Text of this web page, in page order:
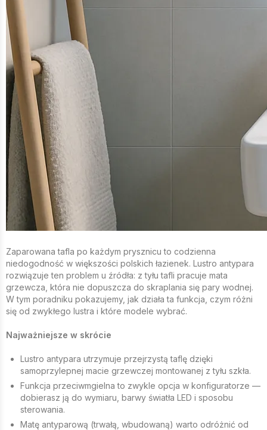
Zaparowana tafla po każdym prysznicu to codzienna
niedogodność w większości polskich łazienek. Lustro antypara
rozwiązuje ten problem u źródła: z tyłu tafli pracuje mata
grzewcza, która nie dopuszcza do skraplania się pary wodnej.
W tym poradniku pokazujemy, jak działa ta funkcja, czym różni
się od zwykłego lustra i które modele wybrać.
Najważniejsze w skrócie
Lustro antypara utrzymuje przejrzystą taflę dzięki
samoprzylepnej macie grzewczej montowanej z tyłu szkła.
Funkcja przeciwmgielna to zwykle opcja w konfiguratorze —
dobierasz ją do wymiaru, barwy światła LED i sposobu
sterowania.
Matę antyparową (trwałą, wbudowaną) warto odróżnić od